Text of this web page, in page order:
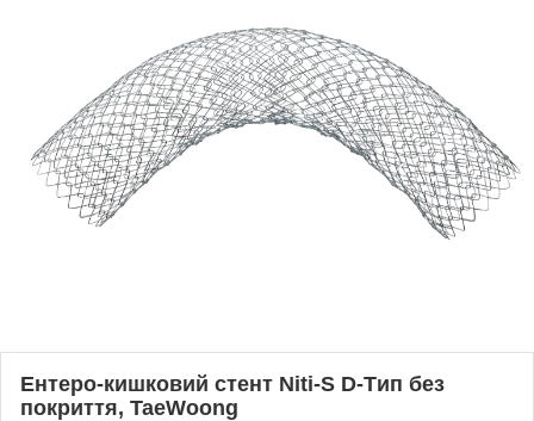
Ентеро-кишковий стент Niti-S D-Tип без
покриття, TaeWoong